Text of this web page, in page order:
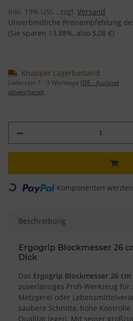
inkl. 19% USt. , zzgl. Versand
Unverbindliche Preisempfehlung
(Sie sparen 13.88%, also 5,08 €)
Knapper Lagerbestand
Lieferzeit: 1 - 3 Werktage (DE - Ausland
abweichend)
Loading... Komponenten
Beschreibung
Ergogrip Blockmesser 26
Dick
Das Ergogrip Blockmesser 26 cm
zuverlässiges Profi-Werkzeug für
Metzgerei oder
saubere Schnitte, hohe
Qualität legen. Mit seiner